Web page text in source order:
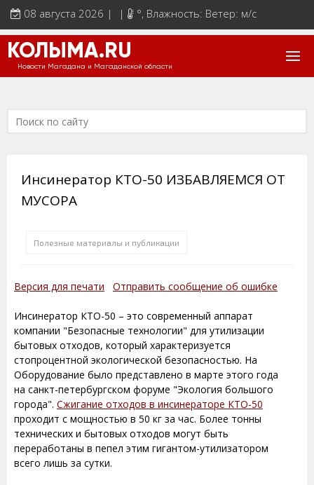
08 августа 2026 | | °, Влажность: Ветер: м/с
КОЛЫМА.RU
Новости Магадана и Магаданской области
Инсинератор КТО-50 ИЗБАВЛЯЕМСЯ ОТ
МУСОРА
Полезные материалы и публикации
Версия для печати Отправить сообщение об ошибке
Инсинератор КТО-50 – это современный аппарат
компании "Безопасные технологии" для утилизации
бытовых отходов, который характеризуется
стопроцентной экологической безопасностью. На
Оборудование было представлено в марте этого года
на санкт-петербургском форуме "Экология большого
города". Сжигание отходов в инсинераторе КТО-50
проходит с мощностью в 50 кг за час. Более тонны
технических и бытовых отходов могут быть
переработаны в пепел этим гигантом-утилизатором
всего лишь за сутки.